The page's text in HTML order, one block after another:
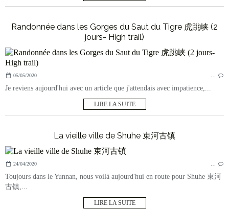
Randonnée dans les Gorges du Saut du Tigre 虎跳峡 (2
jours- High trail)
05/05/2020 …
Je reviens aujourd'hui avec un article que j'attendais avec impatience,...
LIRE LA SUITE
La vieille ville de Shuhe 束河古镇
24/04/2020 …
Toujours dans le Yunnan, nous voilà aujourd'hui en route pour Shuhe 束河
古镇,...
LIRE LA SUITE